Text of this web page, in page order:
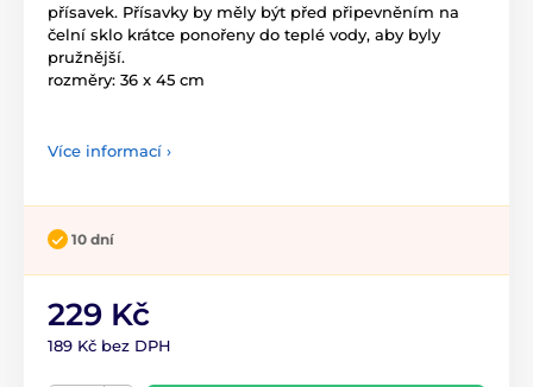
přísavek. Přísavky by měly být před připevněním na
čelní sklo krátce ponořeny do teplé vody, aby byly
pružnější.
rozměry: 36 x 45 cm
Více informací ›
10 dní
229 Kč
189 Kč bez DPH